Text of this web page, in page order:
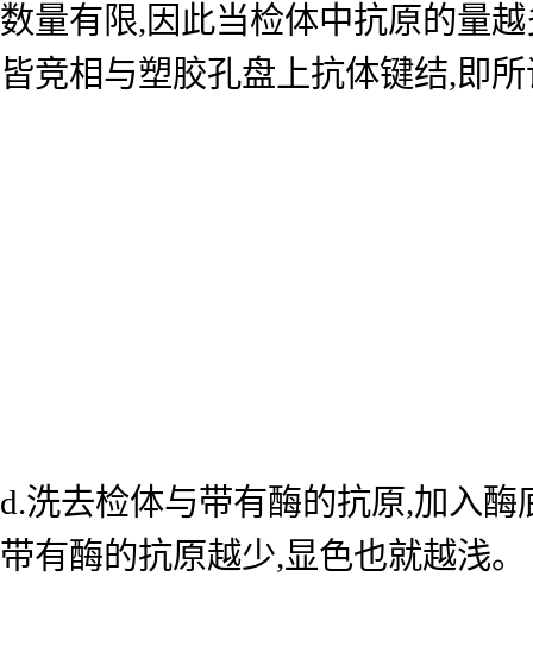
数量有限,因此当检体中抗原的量
皆竞相与塑胶孔盘上抗体键结,即
d.洗去检体与带有酶的抗原,加入
带有酶的抗原越少,显色也就越浅。